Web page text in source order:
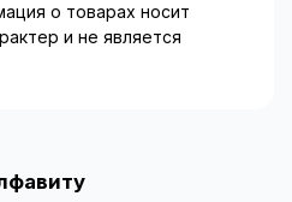
о товарах носит
и не является